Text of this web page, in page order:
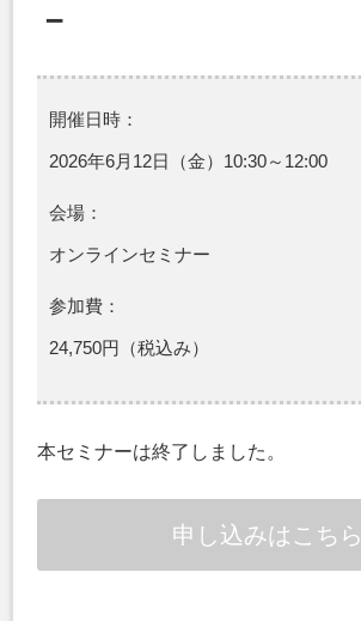
－
開催日時：
2026年6月12日（金）10:30～12:00
会場：
オンラインセミナー
参加費：
24,750円（税込み）
本セミナーは終了しました。
申し込みはこちら